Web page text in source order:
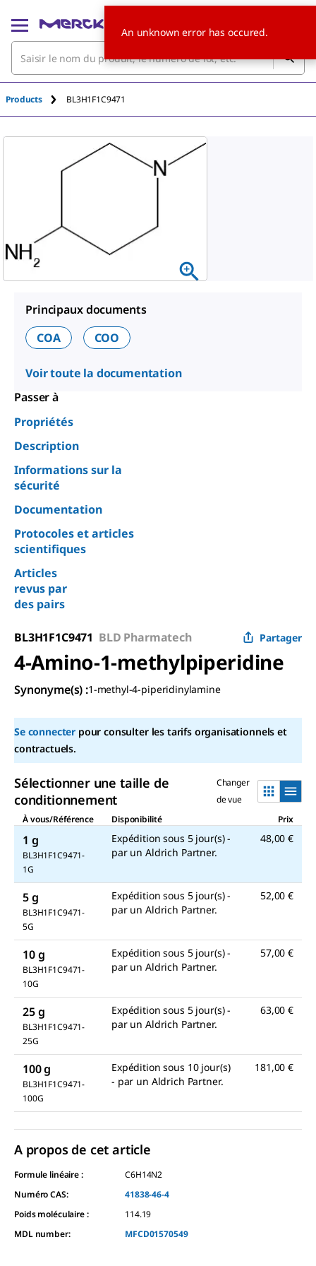
Products BL3H1F1C9471
Principaux documents
COA
COO
Voir toute la documentation
Passer à
Propriétés
Description
Informations sur la
sécurité
Documentation
Protocoles et articles
scientifiques
Articles
revus par
des pairs
BL3H1F1C9471 BLD Pharmatech Partager
4-Amino-1-methylpiperidine
Synonyme(s) :1-methyl-4-piperidinylamine
Se connecter pour consulter les tarifs organisationnels et
contractuels.
Sélectionner une taille de
conditionnement
Changer
de vue
À vous/Référence
Disponibilité Prix
1 g
BL3H1F1C9471-
1G
Expédition sous 5 jour(s) -
par un Aldrich Partner.
48,00 €
5 g
BL3H1F1C9471-
5G
Expédition sous 5 jour(s) -
par un Aldrich Partner.
52,00 €
10 g
BL3H1F1C9471-
10G
Expédition sous 5 jour(s) -
par un Aldrich Partner.
57,00 €
25 g
BL3H1F1C9471-
25G
Expédition sous 5 jour(s) -
par un Aldrich Partner.
63,00 €
100 g
BL3H1F1C9471-
100G
Expédition sous 10 jour(s)
- par un Aldrich Partner.
181,00 €
A propos de cet article
Formule linéaire :
C6H14N2
Numéro CAS:
41838-46-4
Poids moléculaire :
114.19
MDL number:
MFCD01570549
An unknown error has occured.